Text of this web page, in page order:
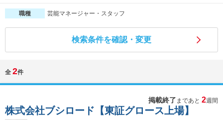
説明会を探す
インターンを探す
イベントを探す
就活ノウハウ・サポート
職種 芸能マネージャー・スタッフ
検索条件を確認・変更
全 2件
掲載終了 まであと 2週間
株式会社ブシロード【東証グロース上場】